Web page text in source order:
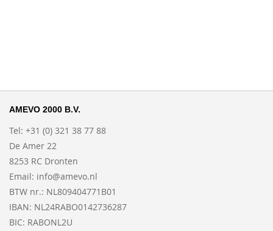
AMEVO 2000 B.V.
Tel: +31 (0) 321 38 77 88
De Amer 22
8253 RC Dronten
Email: info@amevo.nl
BTW nr.: NL809404771B01
IBAN: NL24RABO0142736287
BIC: RABONL2U